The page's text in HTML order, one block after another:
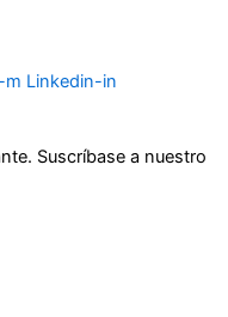
m Linkedin-in
Suscríbase a nuestro